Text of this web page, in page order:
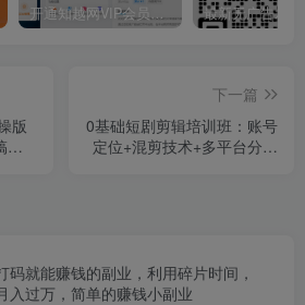
开通知越网VIP会员，尊享全站资源免费下载，享70%的推广提成！！【限时五折优惠】
版
钱
下一篇
0基础短剧剪辑培训班：账号
定位+混剪技术+多平台分发
码就能赚钱的副业，利用碎片时间，
入过万，简单的赚钱小副业